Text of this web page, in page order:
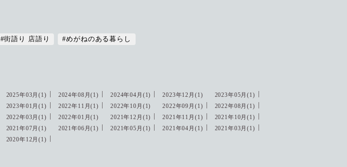
#街語り 店語り #めがねのある暮らし
2025年03月(1) 2024年08月(1) 2024年04月(1) 2023年12月(1)
2023年05月(1)
2023年01月(1) 2022年11月(1) 2022年10月(1) 2022年09月(1)
2022年08月(1)
2022年03月(1) 2022年01月(1) 2021年12月(1) 2021年11月(1)
2021年10月(1)
2021年07月(1) 2021年06月(1) 2021年05月(1) 2021年04月(1)
2021年03月(1)
2020年12月(1)